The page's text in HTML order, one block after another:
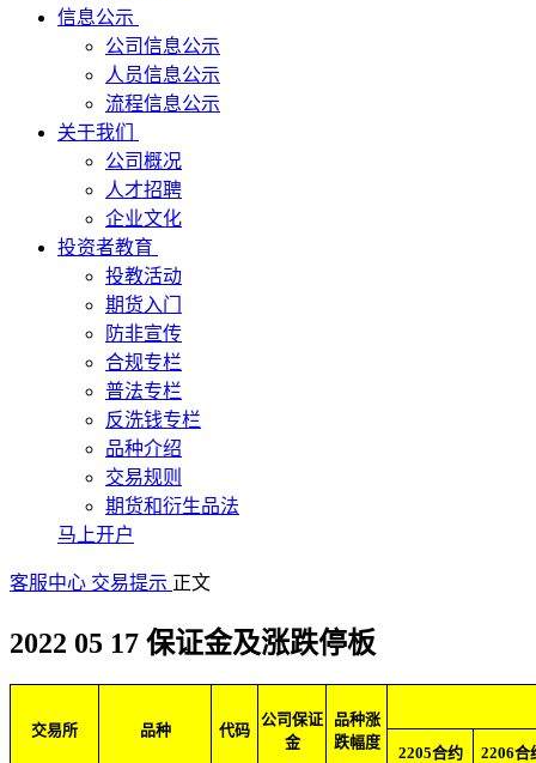
信息公示
公司信息公示
人员信息公示
流程信息公示
关于我们
公司概况
人才招聘
企业文化
投资者教育
投教活动
期货入门
防非宣传
合规专栏
普法专栏
反洗钱专栏
品种介绍
交易规则
期货和衍生品法
马上开户
客服中心 交易提示 正文
2022 05 17 保证金及涨跌停板
交易所 品种 代码
公司保证
金
品种涨
跌幅度
2205合约 2206合